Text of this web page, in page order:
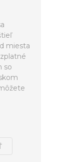
miesta
so